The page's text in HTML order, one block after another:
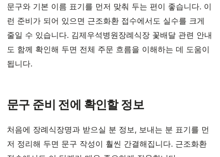
문구와 기본 이름 표기를 먼저 맞춰 두는 편이 좋습니다. 이
런 준비가 되어 있으면 근조화환 접수에서도 실수를 크게
줄일 수 있습니다. 김제우석병원장례식장 꽃배달 관련 안내
도 함께 확인해 두면 전체 주문 흐름을 이해하는 데 도움이
됩니다.
문구 준비 전에 확인할 정보
처음에 장례식장명과 받으실 분 정보, 보내는 분 표기를 먼
저 정리해 두면 문구 작성이 훨씬 간결해집니다. 근조화환